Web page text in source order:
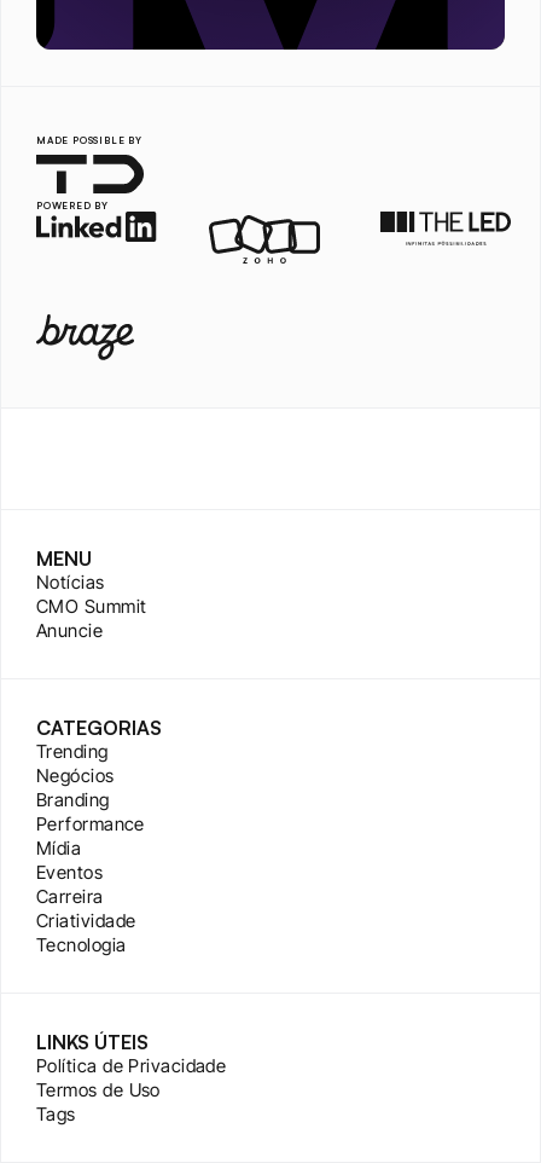
MADE POSSIBLE BY
POWERED BY
MENU
Notícias
CMO Summit
Anuncie
CATEGORIAS
Trending
Negócios
Branding
Performance
Mídia
Eventos
Carreira
Criatividade
Tecnologia
LINKS ÚTEIS
Política de Privacidade
Termos de Uso
Tags